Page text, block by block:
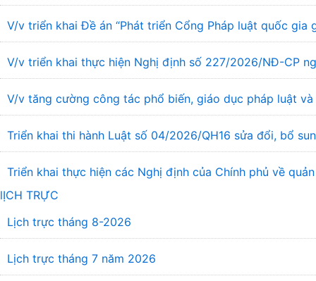
V/v triển khai Đề án “Phát triển Cổng Pháp luật quốc
V/v triển khai thực hiện Nghị định số 227/2026/NĐ-CP
V/v tăng cường công tác phổ biến, giáo dục pháp luật
Triển khai thi hành Luật số 04/2026/QH16 sửa đổi, bổ
Triển khai thực hiện các Nghị định của Chính phủ về
lỊCH TRỰC
Lịch trực tháng 8-2026
Lịch trực tháng 7 năm 2026